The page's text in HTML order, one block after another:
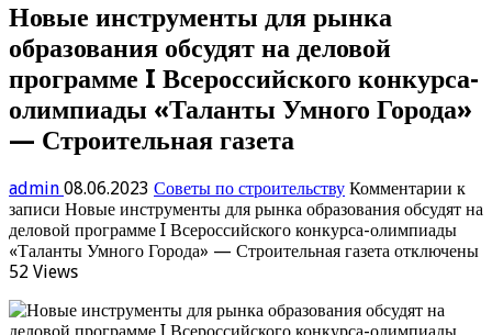
Новые инструменты для рынка
образования обсудят на деловой
программе I Всероссийского конкурса-
олимпиады «Таланты Умного Города»
— Строительная газета
admin 08.06.2023 Советы по строительству Комментарии к
записи Новые инструменты для рынка образования обсудят на
деловой программе I Всероссийского конкурса-олимпиады
«Таланты Умного Города» — Строительная газета отключены
52 Views